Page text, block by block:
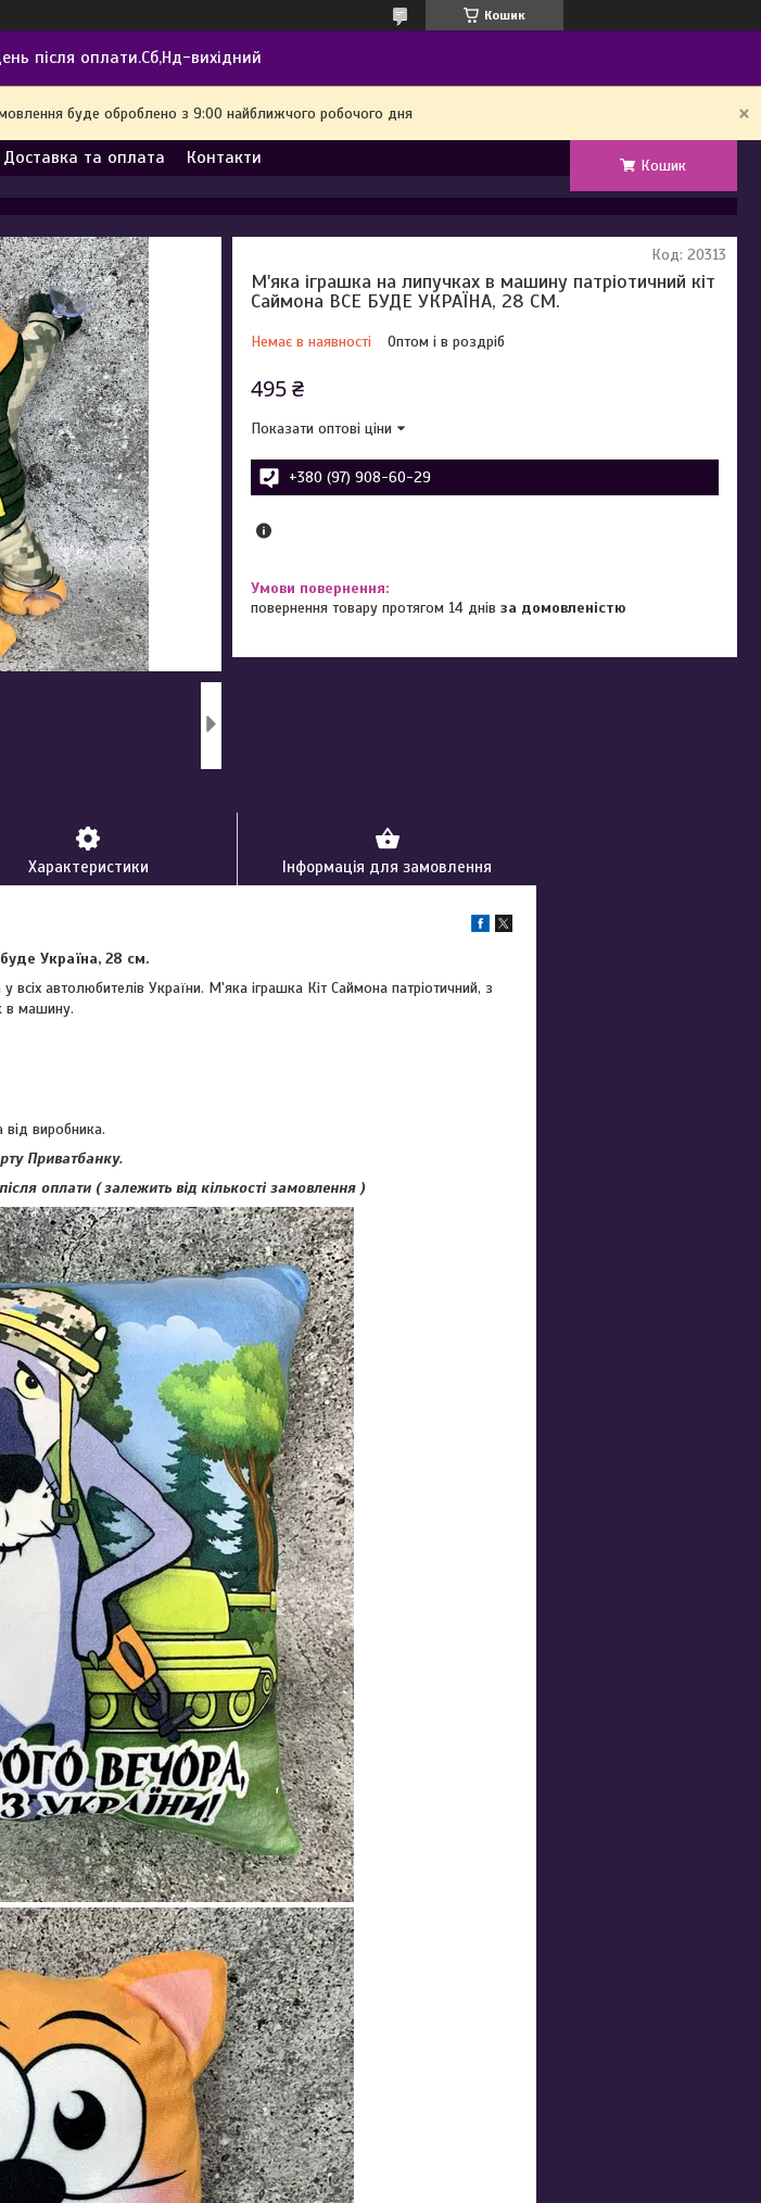
Кошик
після оплати.Сб,Нд-вихідний
буде оброблено з 9:00 найближчого робочого дня
Доставка та оплата Контакти Кошик
М'яка іграшка на липучках в машину патріотичний кіт
Саймона ВСЕ БУДЕ УКРАЇНА, 28 СМ.
Немає в наявності Оптом і в роздріб
Код: 20313
495 ₴
Показати оптові ціни
+380 (97) 908-60-29
повернення товару протягом 14 днівза домовленістю
Характеристики Інформація для замовлення
Україна, 28 см.
всіх автолюбителів України. М'яка іграшка Кіт Саймона патріотичний, з
в машину.
від виробника.
Приватбанку.
оплати ( залежить від кількості замовлення )